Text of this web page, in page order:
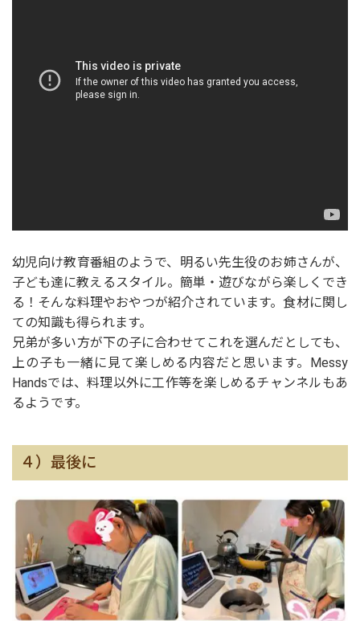
幼児向け教育番組のようで、明るい先生役のお姉さんが、
子ども達に教えるスタイル。簡単・遊びながら楽しくでき
る！そんな料理やおやつが紹介されています。食材に関し
ての知識も得られます。
兄弟が多い方が下の子に合わせてこれを選んだとしても、
上の子も一緒に見て楽しめる内容だと思います。Messy
Handsでは、料理以外に工作等を楽しめるチャンネルもあ
るようです。
４）最後に